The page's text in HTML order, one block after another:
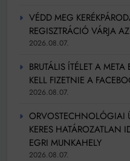
VÉDD MEG
REGISZTRÁCIÓ VÁRJA
2026.08.07.
BRUTÁLIS ÍTÉLET A
KELL FIZETNIE A
2026.08.07.
ORVOSTECHNOLÓGIAI
KERES HATÁROZATLAN
EGRI MUNKAHELY
2026.08.07.